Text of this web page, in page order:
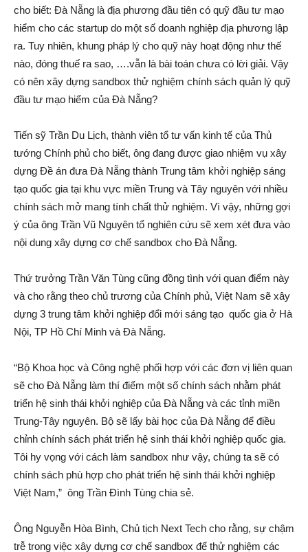
cho biết: Đà Nẵng là địa phương đầu tiên có quỹ đầu tư mạo
hiểm cho các startup do một số doanh nghiệp địa phương lập
ra. Tuy nhiên, khung pháp lý cho quỹ này hoạt động như thế
nào, đóng thuế ra sao, ….vẫn là bài toán chưa có lời giải. Vậy
có nên xây dựng sandbox thử nghiệm chính sách quản lý quỹ
đầu tư mạo hiểm của Đà Nẵng?
Tiến sỹ Trần Du Lịch, thành viên tổ tư vấn kinh tế của Thủ
tướng Chính phủ cho biết, ông đang được giao nhiệm vụ xây
dựng Đề án đưa Đà Nẵng thành Trung tâm khởi nghiệp sáng
tạo quốc gia tại khu vực miền Trung và Tây nguyên với nhiều
chính sách mở mang tính chất thử nghiệm. Vì vậy, những gợi
ý của ông Trần Vũ Nguyên tổ nghiên cứu sẽ xem xét đưa vào
nội dung xây dựng cơ chế sandbox cho Đà Nẵng.
Thứ trưởng Trần Văn Tùng cũng đồng tình với quan điểm này
và cho rằng theo chủ trương của Chính phủ, Việt Nam sẽ xây
dựng 3 trung tâm khởi nghiệp đổi mới sáng tạo quốc gia ở Hà
Nội, TP Hồ Chí Minh và Đà Nẵng.
“Bộ Khoa học và Công nghệ phối hợp với các đơn vị liên quan
sẽ cho Đà Nẵng làm thí điểm một số chính sách nhằm phát
triển hệ sinh thái khởi nghiệp của Đà Nẵng và các tỉnh miền
Trung-Tây nguyên. Bộ sẽ lấy bài học của Đà Nẵng để điều
chỉnh chính sách phát triển hệ sinh thái khởi nghiệp quốc gia.
Tôi hy vọng với cách làm sandbox như vậy, chúng ta sẽ có
chính sách phù hợp cho phát triển hệ sinh thái khởi nghiệp
Việt Nam,” ông Trần Đình Tùng chia sẻ.
Ông Nguyễn Hòa Bình, Chủ tịch Next Tech cho rằng, sự chậm
trễ trong việc xây dựng cơ chế sandbox để thử nghiệm các